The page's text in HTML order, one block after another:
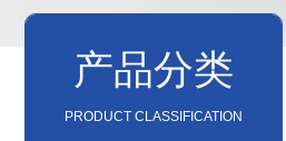
产品分类
PRODUCT CLASSIFICATION